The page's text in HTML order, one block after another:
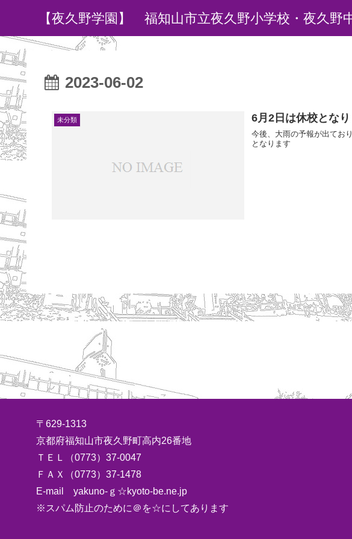
【夜久野学園】 福知山市立夜久野小学校・夜久野
2023-06-02
未分類 6月2日は休校とな
今後、大雨の予報が出てお
となります
〒629-1313
京都府福知山市夜久野町高内26番地
ＴＥＬ（0773）37-0047
ＦＡＸ（0773）37-1478
E-mail yakuno-ｇ☆kyoto-be.ne.jp
※スパム防止のために＠を☆にしてあります